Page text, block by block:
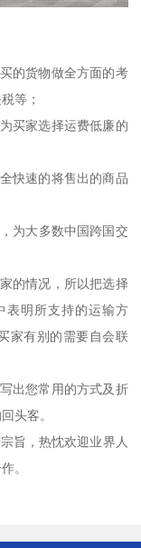
的货物做全方面的考
等；
买家选择运费低廉的
快速的将售出的商品
为大多数中国跨国交
的情况，所以把选择
表明所支持的运输方
家有别的需要自会联
出您常用的方式及折
头客。
旨，热忱欢迎业界人
。